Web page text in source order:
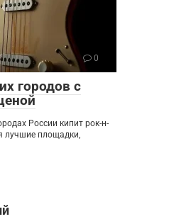
0
городов с
России кипит рок-н-
лучшие площадки,